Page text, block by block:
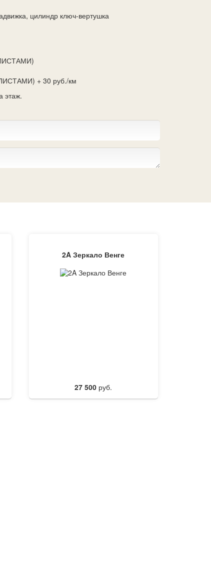
цилиндр ключ-вертушка
+ 30 руб./км
этаж.
2A Зеркало Венге
27 500 руб.